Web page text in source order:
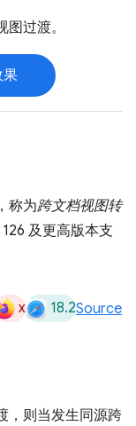
过渡。
果
称为跨文档视图转
及更高版本支
x 18.2Source
，则当发生同源跨